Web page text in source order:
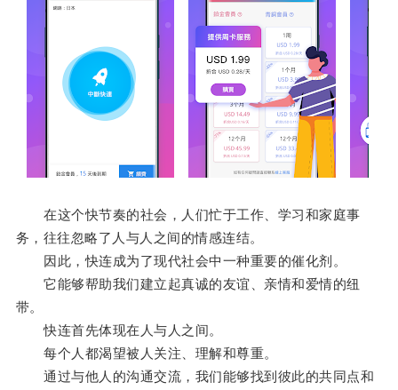
在这个快节奏的社会，人们忙于工作、学习和家庭事
务，往往忽略了人与人之间的情感连结。
因此，快连成为了现代社会中一种重要的催化剂。
它能够帮助我们建立起真诚的友谊、亲情和爱情的纽
带。
快连首先体现在人与人之间。
每个人都渴望被人关注、理解和尊重。
通过与他人的沟通交流，我们能够找到彼此的共同点和